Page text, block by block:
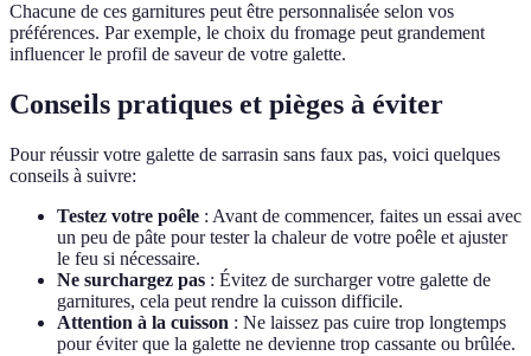
Chacune de ces garnitures peut être personnalisée selon vos
préférences. Par exemple, le choix du fromage peut grandement
influencer le profil de saveur de votre galette.
Conseils pratiques et pièges à éviter
Pour réussir votre galette de sarrasin sans faux pas, voici quelques
conseils à suivre:
Testez votre poêle : Avant de commencer, faites un essai avec
un peu de pâte pour tester la chaleur de votre poêle et ajuster
le feu si nécessaire.
Ne surchargez pas : Évitez de surcharger votre galette de
garnitures, cela peut rendre la cuisson difficile.
Attention à la cuisson : Ne laissez pas cuire trop longtemps
pour éviter que la galette ne devienne trop cassante ou brûlée.